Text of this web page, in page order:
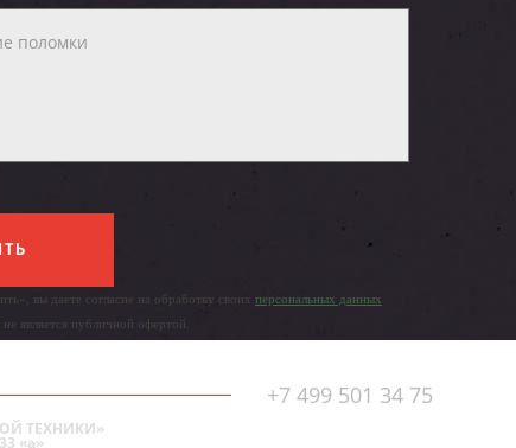
вы даете согласие на обработку своих персональных данных
не является публичной офертой.
+7 499 501 34 75
ТЕХНИКИ»
«а»